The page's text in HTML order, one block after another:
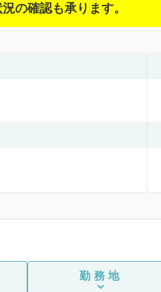
の確認も承ります。
勤務地